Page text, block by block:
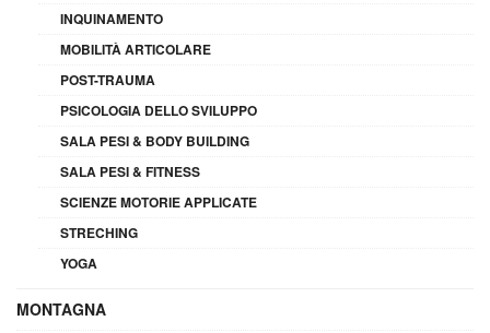
INQUINAMENTO
MOBILITÀ ARTICOLARE
POST-TRAUMA
PSICOLOGIA DELLO SVILUPPO
SALA PESI & BODY BUILDING
SALA PESI & FITNESS
SCIENZE MOTORIE APPLICATE
STRECHING
YOGA
MONTAGNA